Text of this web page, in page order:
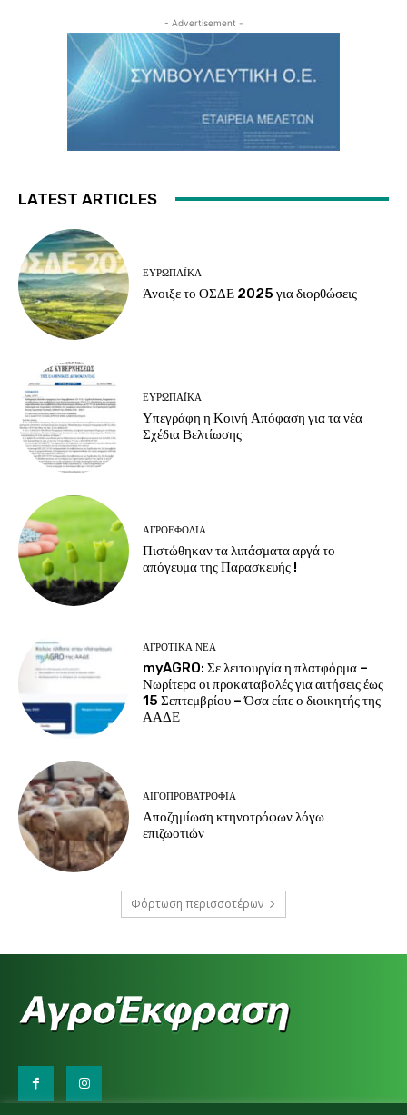
- Advertisement -
LATEST ARTICLES
ΕΥΡΩΠΑΪΚΆ
Άνοιξε το ΟΣΔΕ 2025 για διορθώσεις
ΕΥΡΩΠΑΪΚΆ
Υπεγράφη η Κοινή Απόφαση για τα νέα
Σχέδια Βελτίωσης
ΑΓΡΟΕΦΌΔΙΑ
Πιστώθηκαν τα λιπάσματα αργά το
απόγευμα της Παρασκευής !
ΑΓΡΟΤΙΚΆ ΝΈΑ
myAGRO: Σε λειτουργία η πλατφόρμα –
Νωρίτερα οι προκαταβολές για αιτήσεις έως
15 Σεπτεμβρίου – Όσα είπε ο διοικητής της
ΑΑΔΕ
ΑΙΓΟΠΡΟΒΑΤΡΟΦΊΑ
Αποζημίωση κτηνοτρόφων λόγω
επιζωοτιών
Φόρτωση περισσοτέρων